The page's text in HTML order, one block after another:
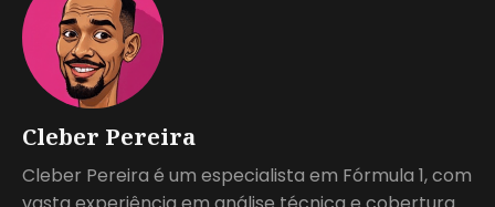
Cleber Pereira
Cleber Pereira é um especialista em Fórmula 1, com